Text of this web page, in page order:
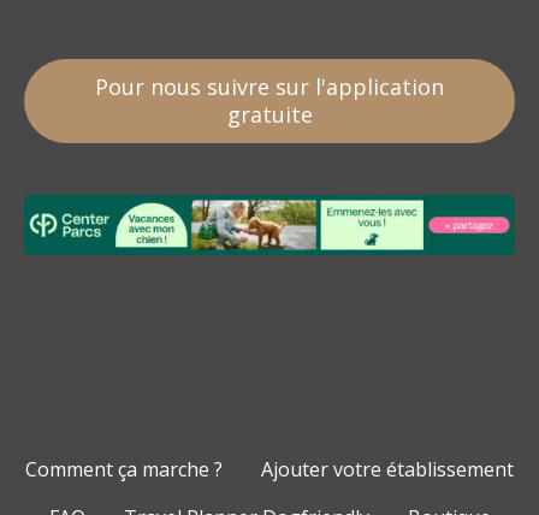
Pour nous suivre sur l'application
gratuite
Comment ça marche ?
Ajouter votre établissement